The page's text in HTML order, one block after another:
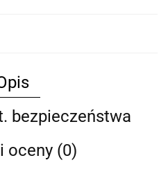
bezpieczeństwa
oceny (0)